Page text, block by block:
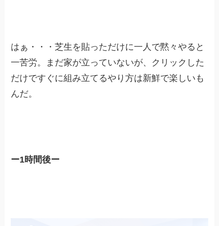
はぁ・・・芝生を貼っただけに一人で黙々やると
一苦労。まだ家が立っていないが、クリックした
だけですぐに組み立てるやり方は新鮮で楽しいも
んだ。
ー1時間後ー